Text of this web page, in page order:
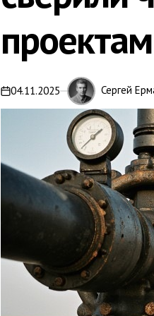
проектам
on04.11.2025 Сергей